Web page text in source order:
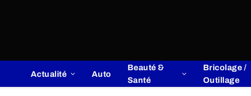
Actualité Auto
Beauté &
Santé
Bricolage /
Outillage